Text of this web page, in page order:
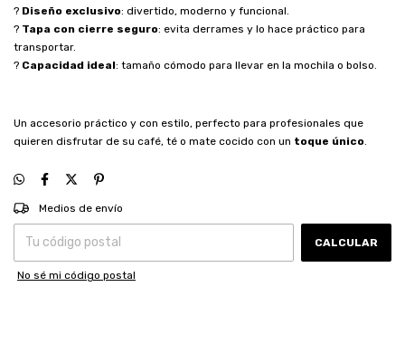
? Diseño exclusivo: divertido, moderno y funcional.
? Tapa con cierre seguro: evita derrames y lo hace práctico para
transportar.
? Capacidad ideal: tamaño cómodo para llevar en la mochila o bolso.
Un accesorio práctico y con estilo, perfecto para profesionales que
quieren disfrutar de su café, té o mate cocido con un toque único.
Entregas para el CP:
Medios de envío
CALCULAR
No sé mi código postal